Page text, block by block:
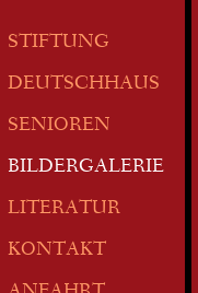
STIFTUNG
DEUTSCHHAUS
SENIOREN
BILDERGALERIE
LITERATUR
KONTAKT